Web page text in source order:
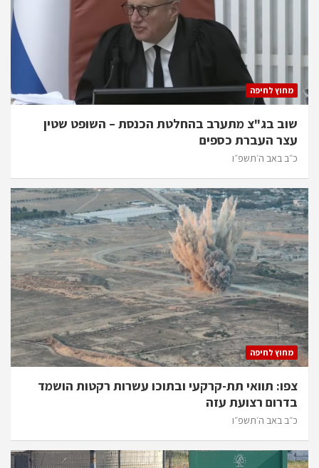
מחוץ לחיפה
שוב בג"צ מתערב בהחלטת הכנסת – השופט שטין
עצר העברת כספים
כ״ב באב ה׳תשפ״ו
מחוץ לחיפה
צפו: תוואי תת-קרקעי ובתוכו עשרות רקטות הושמד
בדרום רצועת עזה
כ״ב באב ה׳תשפ״ו